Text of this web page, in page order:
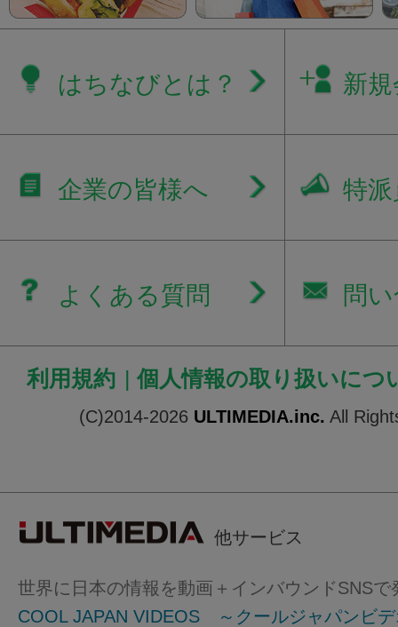
はちなびとは？ 新
企業の皆様へ 特
よくある質問 問
利用規約 | 個人情報の取り扱いにつ
(C)2014-2026 ULTIMEDIA.inc. All
他サービス
世界に日本の情報を動画＋インバウンドSNSで
COOL JAPAN VIDEOS ～クールジャパンビ